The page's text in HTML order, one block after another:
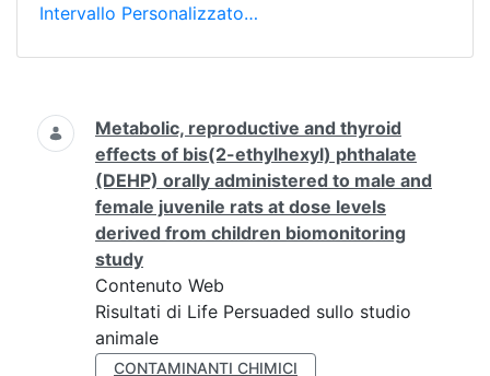
Intervallo Personalizzato…
Ricerca
Metabolic, reproductive and thyroid
effects of bis(2-ethylhexyl) phthalate
(DEHP) orally administered to male and
female juvenile rats at dose levels
derived from children biomonitoring
study
Contenuto Web
Risultati di Life Persuaded sullo studio
animale
CONTAMINANTI CHIMICI